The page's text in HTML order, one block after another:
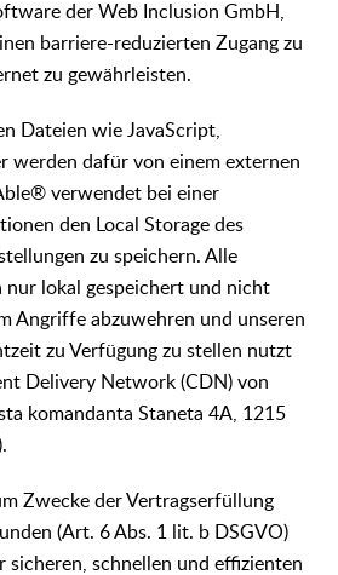
der Web Inclusion GmbH,
barriere-reduzierten Zugang zu
zu gewährleisten.
Dateien wie JavaScript,
werden dafür von einem externen
verwendet bei einer
den Local Storage des
zu speichern. Alle
nur lokal gespeichert und nicht
Angriffe abzuwehren und unseren
zu Verfügung zu stellen nutzt
Delivery Network (CDN) von
komandanta Staneta 4A, 1215
Zwecke der Vertragserfüllung
(Art. 6 Abs. 1 lit. b DSGVO)
sicheren, schnellen und effizienten